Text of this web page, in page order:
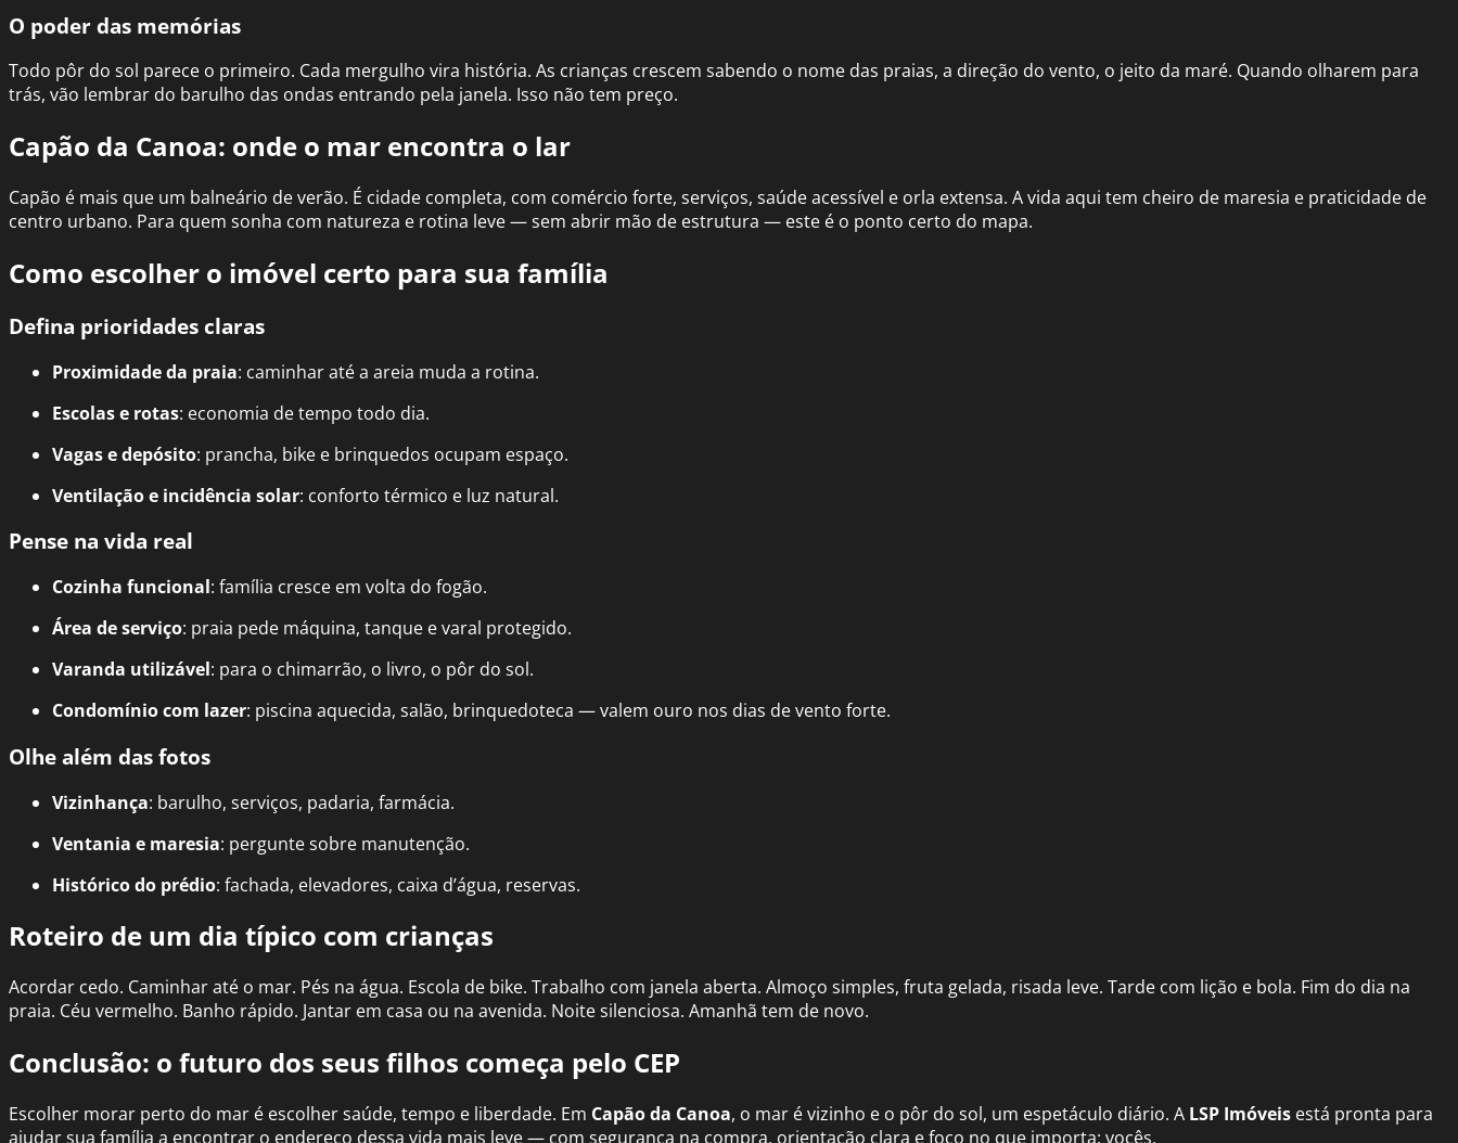
O poder das memórias
Todo pôr do sol parece o primeiro. Cada mergulho vira história. As crianças crescem sabendo o nome das praias, a direção do vento, o jeito da maré. Quando olharem para
trás, vão lembrar do barulho das ondas entrando pela janela. Isso não tem preço.
Capão da Canoa: onde o mar encontra o lar
Capão é mais que um balneário de verão. É cidade completa, com comércio forte, serviços, saúde acessível e orla extensa. A vida aqui tem cheiro de maresia e praticidade de
centro urbano. Para quem sonha com natureza e rotina leve — sem abrir mão de estrutura — este é o ponto certo do mapa.
Como escolher o imóvel certo para sua família
Defina prioridades claras
Proximidade da praia: caminhar até a areia muda a rotina.
Escolas e rotas: economia de tempo todo dia.
Vagas e depósito: prancha, bike e brinquedos ocupam espaço.
Ventilação e incidência solar: conforto térmico e luz natural.
Pense na vida real
Cozinha funcional: família cresce em volta do fogão.
Área de serviço: praia pede máquina, tanque e varal protegido.
Varanda utilizável: para o chimarrão, o livro, o pôr do sol.
Condomínio com lazer: piscina aquecida, salão, brinquedoteca — valem ouro nos dias de vento forte.
Olhe além das fotos
Vizinhança: barulho, serviços, padaria, farmácia.
Ventania e maresia: pergunte sobre manutenção.
Histórico do prédio: fachada, elevadores, caixa d’água, reservas.
Roteiro de um dia típico com crianças
Acordar cedo. Caminhar até o mar. Pés na água. Escola de bike. Trabalho com janela aberta. Almoço simples, fruta gelada, risada leve. Tarde com lição e bola. Fim do dia na
praia. Céu vermelho. Banho rápido. Jantar em casa ou na avenida. Noite silenciosa. Amanhã tem de novo.
Conclusão: o futuro dos seus filhos começa pelo CEP
Escolher morar perto do mar é escolher saúde, tempo e liberdade. Em Capão da Canoa, o mar é vizinho e o pôr do sol, um espetáculo diário. A LSP Imóveis está pronta para
ajudar sua família a encontrar o endereço dessa vida mais leve — com segurança na compra, orientação clara e foco no que importa: vocês.